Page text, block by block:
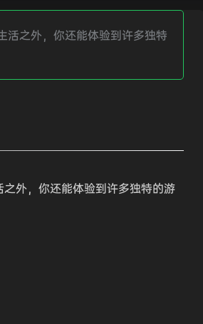
活之外，你还能体验到许多独特
外，你还能体验到许多独特的游